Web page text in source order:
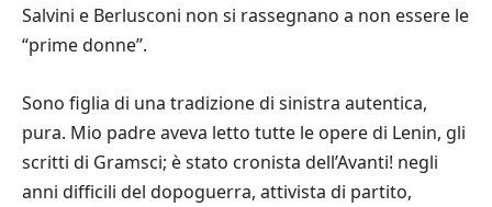
Salvini e Berlusconi non si rassegnano a non essere le
“prime donne”.
Sono figlia di una tradizione di sinistra autentica,
pura. Mio padre aveva letto tutte le opere di Lenin, gli
scritti di Gramsci; è stato cronista dell’Avanti! negli
anni difficili del dopoguerra, attivista di partito,